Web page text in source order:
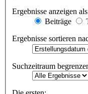
Ergebnisse anzeigen
Beiträge
Ergebnisse sortieren
Suchzeitraum